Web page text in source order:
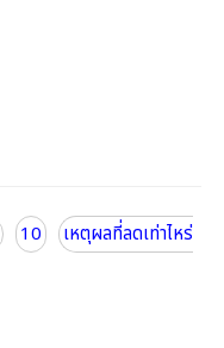
10
เหตุผลที่ลดเท่าไหร่